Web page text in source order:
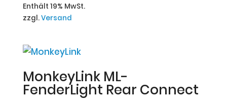
Enthält 19% MwSt.
zzgl.Versand
MonkeyLink ML-
FenderLight Rear Connect